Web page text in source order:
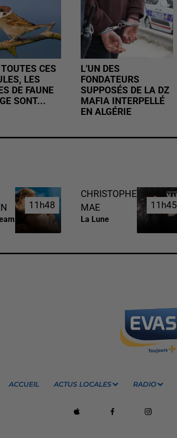
CES
LES
DE FAUNE
SONT...
L’UN DES
FONDATEURS
SUPPOSÉS DE LA DZ
MAFIA INTERPELLÉ
EN ALGÉRIE
11h48
11h48
CHRISTOPHE
MAE
La Lune
11h45
11h45
ACCUEIL ACTUS LOCALES RADIO